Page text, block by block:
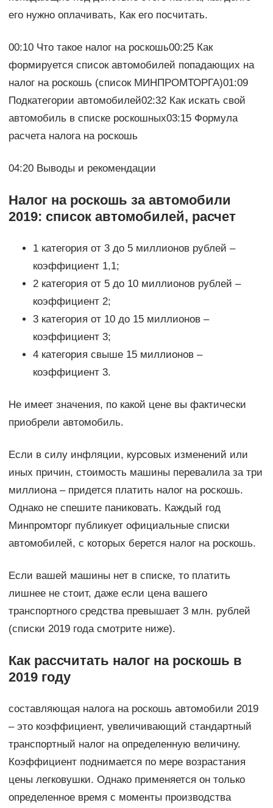
его нужно оплачивать, Как его посчитать.
00:10 Что такое налог на роскошь00:25 Как
формируется список автомобилей попадающих на
налог на роскошь (список МИНПРОМТОРГА)01:09
Подкатегории автомобилей02:32 Как искать свой
автомобиль в списке роскошных03:15 Формула
расчета налога на роскошь
04:20 Выводы и рекомендации
Налог на роскошь за автомобили
2019: список автомобилей, расчет
1 категория от 3 до 5 миллионов рублей –
коэффициент 1,1;
2 категория от 5 до 10 миллионов рублей –
коэффициент 2;
3 категория от 10 до 15 миллионов –
коэффициент 3;
4 категория свыше 15 миллионов –
коэффициент 3.
Не имеет значения, по какой цене вы фактически
приобрели автомобиль.
Если в силу инфляции, курсовых изменений или
иных причин, стоимость машины перевалила за три
миллиона – придется платить налог на роскошь.
Однако не спешите паниковать. Каждый год
Минпромторг публикует официальные списки
автомобилей, с которых берется налог на роскошь.
Если вашей машины нет в списке, то платить
лишнее не стоит, даже если цена вашего
транспортного средства превышает 3 млн. рублей
(списки 2019 года смотрите ниже).
Как рассчитать налог на роскошь в
2019 году
составляющая налога на роскошь автомобили 2019
– это коэффициент, увеличивающий стандартный
транспортный налог на определенную величину.
Коэффициент поднимается по мере возрастания
цены легковушки. Однако применяется он только
определенное время с моменты производства